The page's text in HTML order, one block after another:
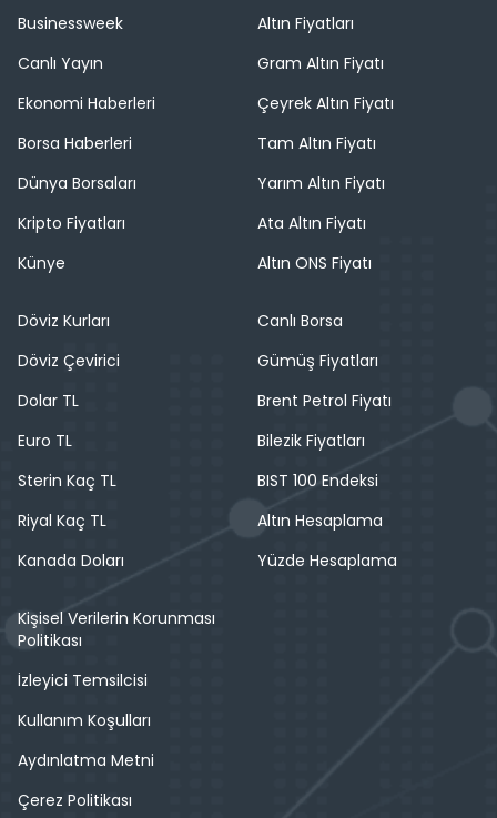
Businessweek
Canlı Yayın
Ekonomi Haberleri
Borsa Haberleri
Dünya Borsaları
Kripto Fiyatları
Künye
Altın Fiyatları
Gram Altın Fiyatı
Çeyrek Altın Fiyatı
Tam Altın Fiyatı
Yarım Altın Fiyatı
Ata Altın Fiyatı
Altın ONS Fiyatı
Döviz Kurları
Döviz Çevirici
Dolar TL
Euro TL
Sterin Kaç TL
Riyal Kaç TL
Kanada Doları
Canlı Borsa
Gümüş Fiyatları
Brent Petrol Fiyatı
Bilezik Fiyatları
BIST 100 Endeksi
Altın Hesaplama
Yüzde Hesaplama
Kişisel Verilerin Korunması
Politikası
İzleyici Temsilcisi
Kullanım Koşulları
Aydınlatma Metni
Çerez Politikası